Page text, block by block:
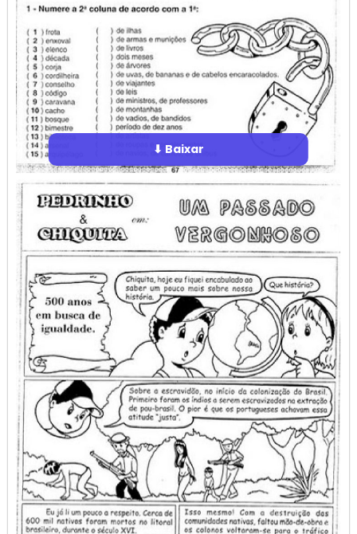
⬇ Baixar